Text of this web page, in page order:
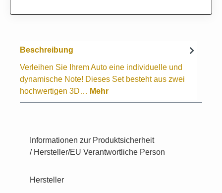
Beschreibung
Verleihen Sie Ihrem Auto eine individuelle und
dynamische Note! Dieses Set besteht aus zwei
hochwertigen 3D… Mehr
Informationen zur Produktsicherheit
/ Hersteller/EU Verantwortliche Person
Hersteller